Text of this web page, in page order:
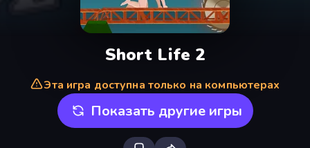
Short Life 2
Эта игра доступна только на компьютерах
Показать другие игры